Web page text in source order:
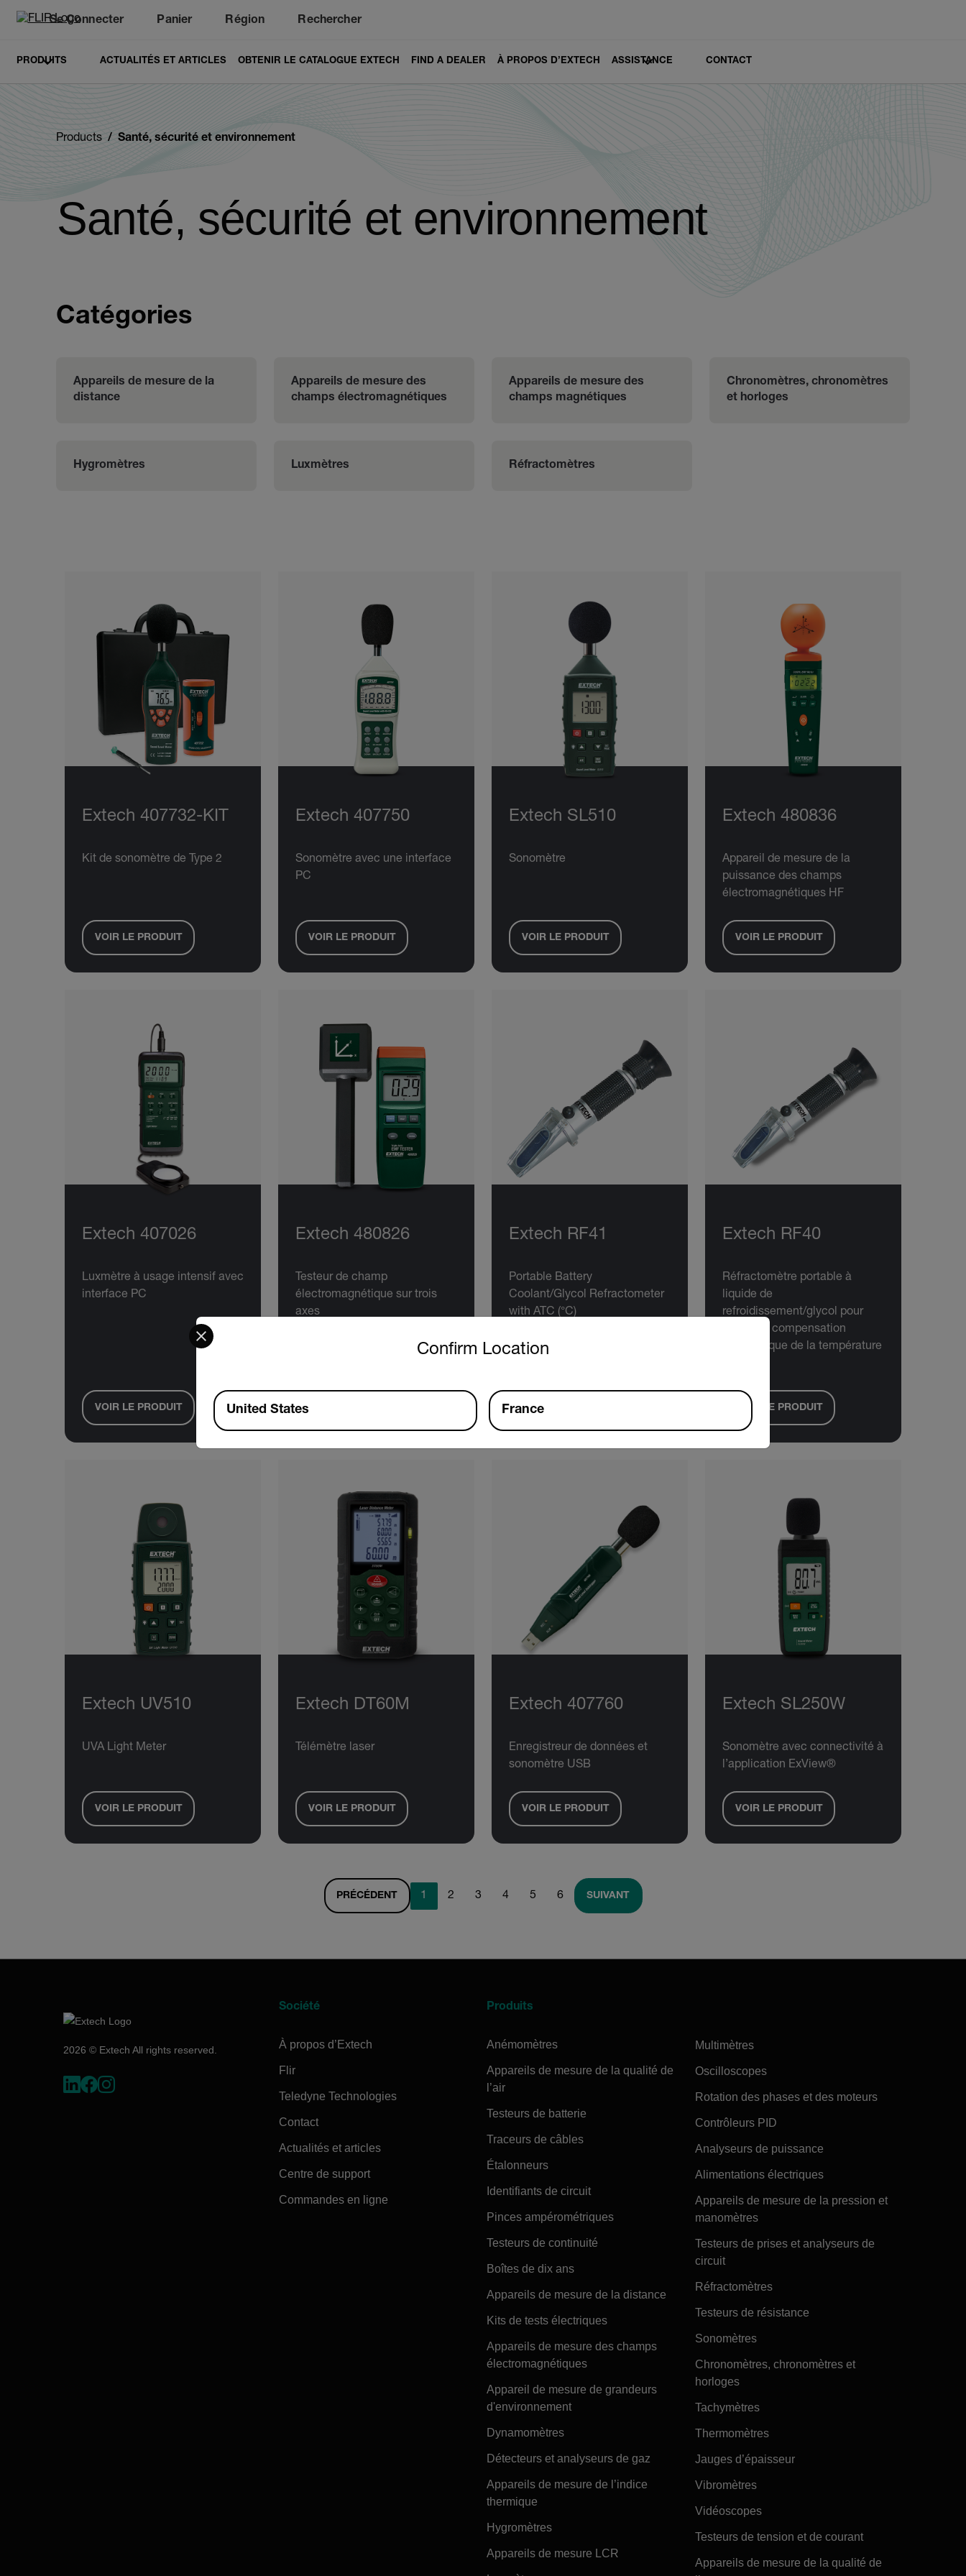
Se Connecter
Unread messages
Panier
Région Rechercher
PRODUITS ACTUALITÉS ET ARTICLES OBTENIR LE CATALOGUE EXTECH FIND A DEALER À PROPOS D’EXTECH ASSISTANCE CONTACT
Products Santé, sécurité et environnement
Santé, sécurité et environnement
Catégories
Appareils de mesure de la
distance
Appareils de mesure des
champs électromagnétiques
Appareils de mesure des
champs magnétiques
Chronomètres, chronomètres
et horloges
Hygromètres Luxmètres Réfractomètres
Extech 407732-KIT
Kit de sonomètre de Type 2
VOIR LE PRODUIT
Extech 407750
Sonomètre avec une interface
PC
VOIR LE PRODUIT
Extech SL510
Sonomètre
VOIR LE PRODUIT
Extech 480836
Appareil de mesure de la
puissance des champs
électromagnétiques HF
VOIR LE PRODUIT
Extech 407026
Luxmètre à usage intensif avec
interface PC
VOIR LE PRODUIT
Extech 480826
Testeur de champ
électromagnétique sur trois
axes
VOIR LE PRODUIT
Extech RF41
Portable Battery
Coolant/Glycol Refractometer
with ATC (°C)
VOIR LE PRODUIT
Extech RF40
Réfractomètre portable à
liquide de
refroidissement/glycol pour
pile avec compensation
automatique de la température
VOIR LE PRODUIT
Extech UV510
UVA Light Meter
VOIR LE PRODUIT
Extech DT60M
Télémètre laser
VOIR LE PRODUIT
Extech 407760
Enregistreur de données et
sonomètre USB
VOIR LE PRODUIT
Extech SL250W
Sonomètre avec connectivité à
l’application ExView®
VOIR LE PRODUIT
PRÉCÉDENT 1 2 3 4 5 6 SUIVANT
2026 © Extech All rights reserved.
Société
À propos d’Extech
Flir
Teledyne Technologies
Contact
Actualités et articles
Centre de support
Commandes en ligne
Produits
Anémomètres
Appareils de mesure de la qualité de
l’air
Testeurs de batterie
Traceurs de câbles
Étalonneurs
Identifiants de circuit
Pinces ampérométriques
Testeurs de continuité
Boîtes de dix ans
Appareils de mesure de la distance
Kits de tests électriques
Appareils de mesure des champs
électromagnétiques
Appareil de mesure de grandeurs
d'environnement
Dynamomètres
Détecteurs et analyseurs de gaz
Appareils de mesure de l’indice
thermique
Hygromètres
Appareils de mesure LCR
Multimètres
Oscilloscopes
Rotation des phases et des moteurs
Contrôleurs PID
Analyseurs de puissance
Alimentations électriques
Appareils de mesure de la pression et
manomètres
Testeurs de prises et analyseurs de
circuit
Réfractomètres
Testeurs de résistance
Sonomètres
Chronomètres, chronomètres et
horloges
Tachymètres
Thermomètres
Jauges d’épaisseur
Vibromètres
Vidéoscopes
Testeurs de tension et de courant
Appareils de mesure de la qualité de
Confirm Location
Select your preferred country and language from the options below to access the appropriate version of our website.
Available Locations
United States France